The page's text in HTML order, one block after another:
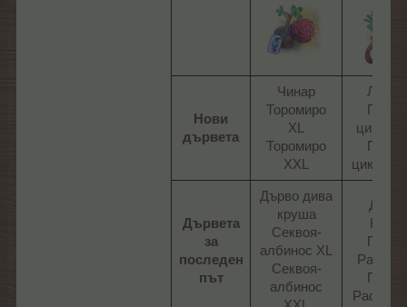
Нови
дървета
Чинар
Торомиро
XL
Торомиро
XXL​
цикаса
цикаса
Дървета
за
последен
път
Дърво дива
круша
Секвоя-
албинос XL
Секвоя-
албинос
Дърво
Рафия
Рафия